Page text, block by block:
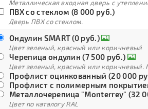
Металлическая входная дверь с
ПВХ со стеклом (8 000 руб.)
Дверь ПВХ со стеклом.
Ондулин SMART (0 руб.)
Цвет зеленый, красный или коричневый
Черепица ондулин (7 500 руб.)
Цвет зеленый, красный или
Профлист оцинкованный (20 000
Профлист с полимерным
Металлочерепица "Monterrey" (32
Цвет по каталогу RAL